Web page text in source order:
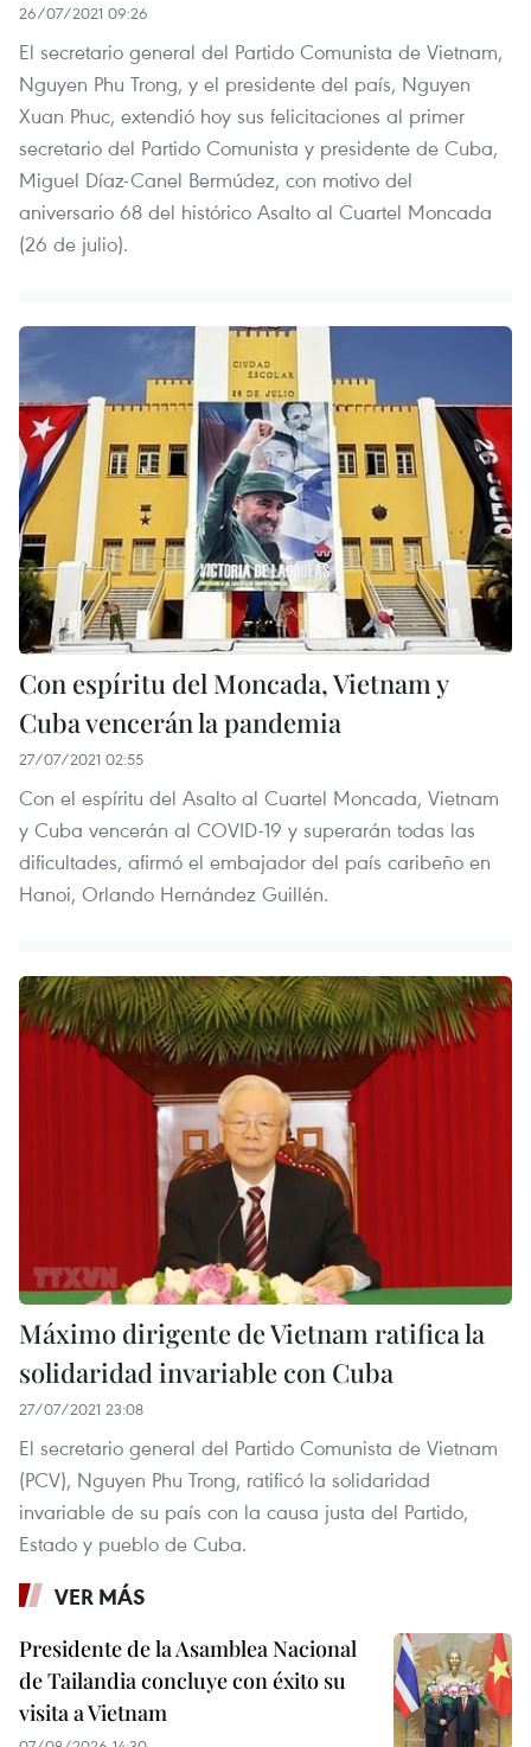
26/07/2021 09:26
El secretario general del Partido Comunista de Vietnam,
Nguyen Phu Trong, y el presidente del país, Nguyen
Xuan Phuc, extendió hoy sus felicitaciones al primer
secretario del Partido Comunista y presidente de Cuba,
Miguel Díaz-Canel Bermúdez, con motivo del
aniversario 68 del histórico Asalto al Cuartel Moncada
(26 de julio).
Con espíritu del Moncada, Vietnam y
Cuba vencerán la pandemia
27/07/2021 02:55
Con el espíritu del Asalto al Cuartel Moncada, Vietnam
y Cuba vencerán al COVID-19 y superarán todas las
dificultades, afirmó el embajador del país caribeño en
Hanoi, Orlando Hernández Guillén.
Máximo dirigente de Vietnam ratifica la
solidaridad invariable con Cuba
27/07/2021 23:08
El secretario general del Partido Comunista de Vietnam
(PCV), Nguyen Phu Trong, ratificó la solidaridad
invariable de su país con la causa justa del Partido,
Estado y pueblo de Cuba.
VER MÁS
Presidente de la Asamblea Nacional
de Tailandia concluye con éxito su
visita a Vietnam